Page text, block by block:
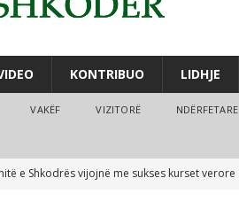
KONTRIBUO LIDHJE
VAKËF VIZITORË NDËRFETARE
e Shkodrës vijojnë me sukses kurset verore